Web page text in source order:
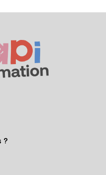
?